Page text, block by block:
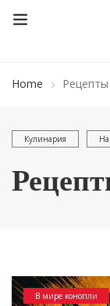
Home
Кулинария
В мире конопли